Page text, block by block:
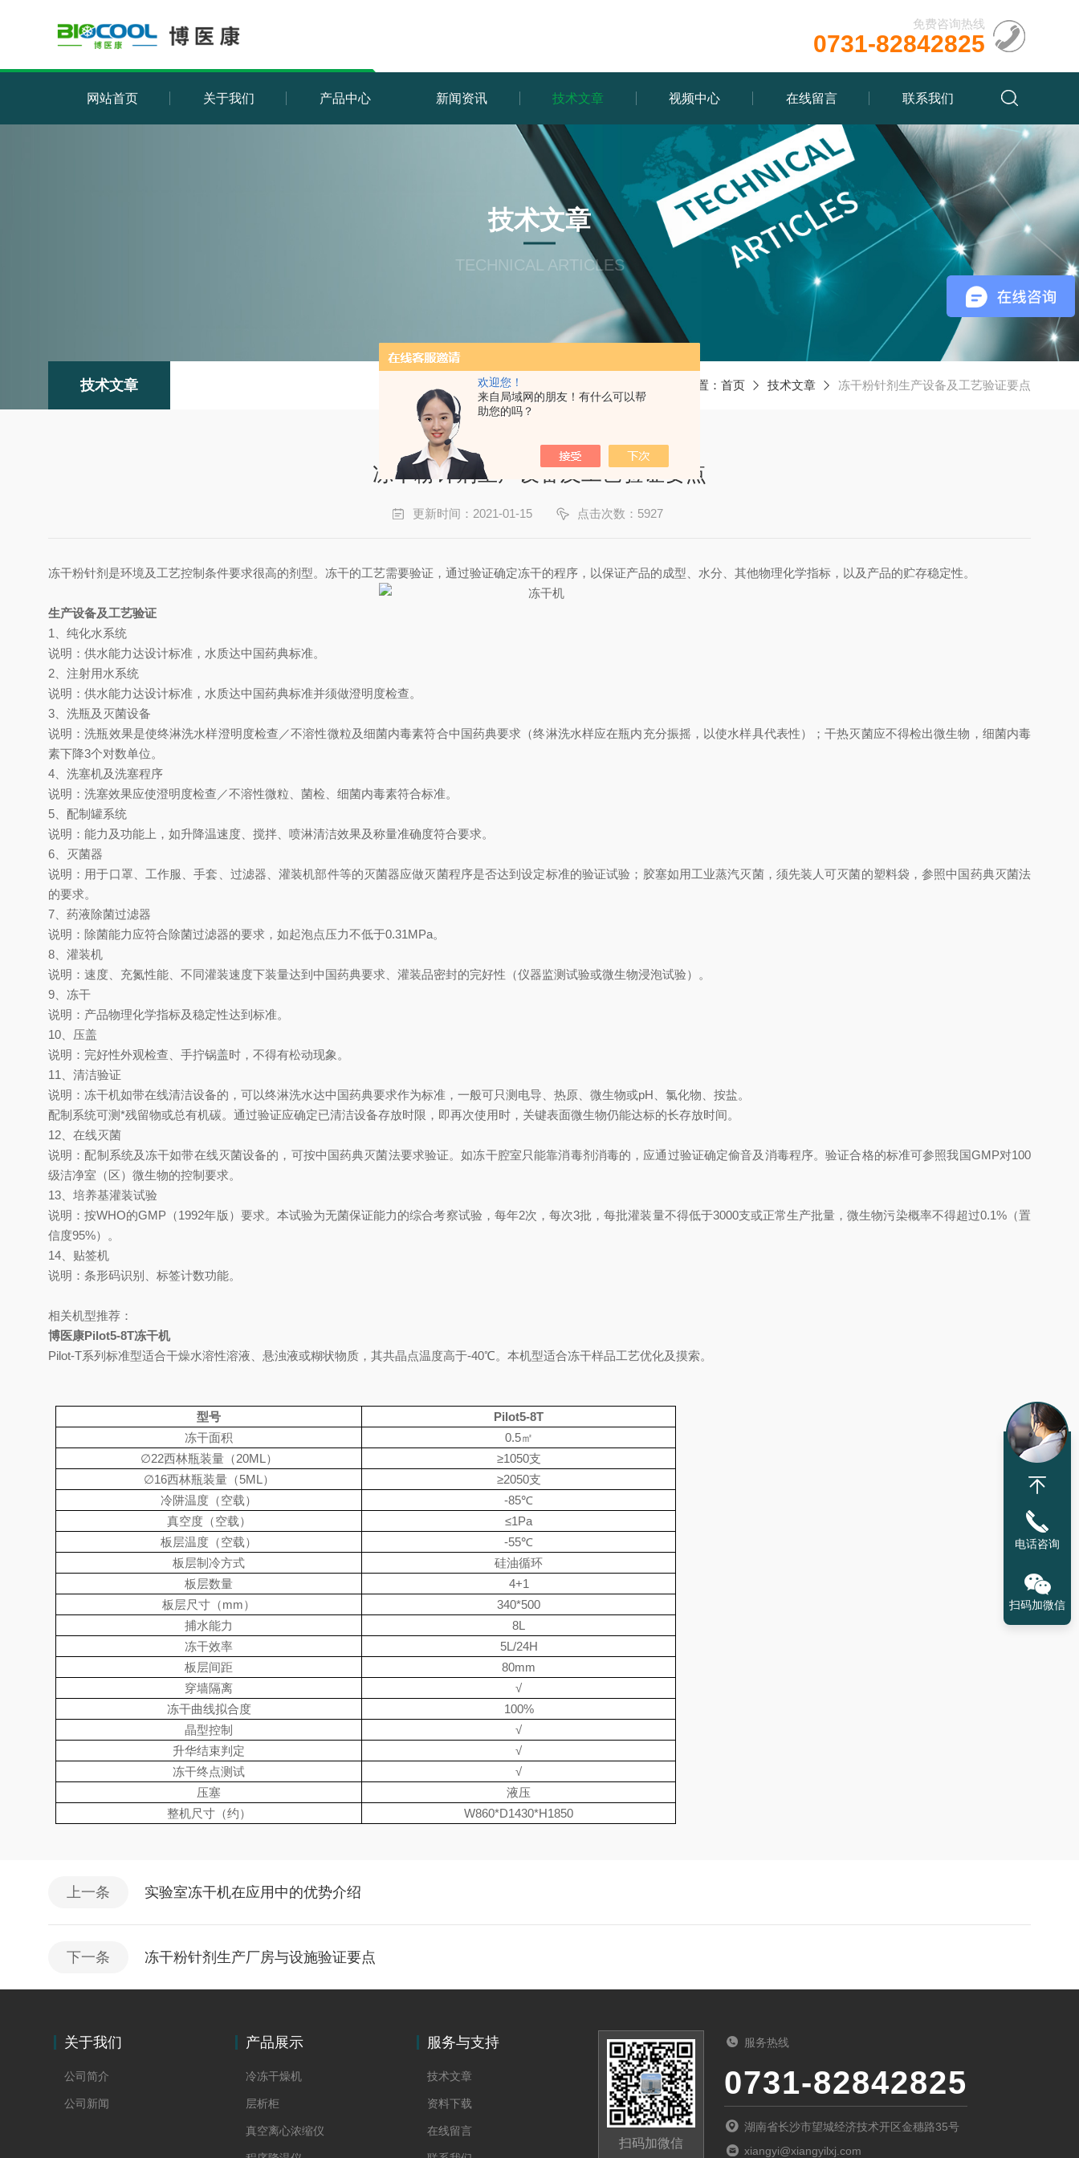
欢迎您！
来自局域网的朋友！有什么可以帮
助您的吗？
免费咨询热线
0731-82842825
网站首页 关于我们 产品中心 新闻资讯 技术文章 视频中心 在线留言 联系我们
技术文章
TECHNICAL ARTICLES
技术文章 当前位置： 首页 技术文章 冻干粉针剂生产设备及工艺验证要点
冻干粉针剂生产设备及工艺验证要点
更新时间：2021-01-15 点击次数：5927
冻干粉针剂是环境及工艺控制条件要求很高的剂型。冻干的工艺需要验证，通过验证确定冻干的程序，以保证产品的成型、水分、其他物理化学指标，以及产品的贮存稳定性。
生产设备及工艺验证
1、纯化水系统
说明：供水能力达设计标准，水质达中国药典标准。
2、注射用水系统
说明：供水能力达设计标准，水质达中国药典标准并须做澄明度检查。
3、洗瓶及灭菌设备
说明：洗瓶效果是使终淋洗水样澄明度检查／不溶性微粒及细菌内毒素符合中国药典要求（终淋洗水样应在瓶内充分振摇，以使水样具代表性）；干热灭菌应不得检出微生物，细菌内毒
素下降3个对数单位。
4、洗塞机及洗塞程序
说明：洗塞效果应使澄明度检查／不溶性微粒、菌检、细菌内毒素符合标准。
5、配制罐系统
说明：能力及功能上，如升降温速度、搅拌、喷淋清洁效果及称量准确度符合要求。
6、灭菌器
说明：用于口罩、工作服、手套、过滤器、灌装机部件等的灭菌器应做灭菌程序是否达到设定标准的验证试验；胶塞如用工业蒸汽灭菌，须先装人可灭菌的塑料袋，参照中国药典灭菌法
的要求。
7、药液除菌过滤器
说明：除菌能力应符合除菌过滤器的要求，如起泡点压力不低于0.31MPa。
8、灌装机
说明：速度、充氮性能、不同灌装速度下装量达到中国药典要求、灌装品密封的完好性（仪器监测试验或微生物浸泡试验）。
9、冻干
说明：产品物理化学指标及稳定性达到标准。
10、压盖
说明：完好性外观检查、手拧锅盖时，不得有松动现象。
11、清洁验证
说明：冻干机如带在线清洁设备的，可以终淋洗水达中国药典要求作为标准，一般可只测电导、热原、微生物或pH、氯化物、按盐。
配制系统可测*残留物或总有机碳。通过验证应确定已清洁设备存放时限，即再次使用时，关键表面微生物仍能达标的长存放时间。
12、在线灭菌
说明：配制系统及冻干如带在线灭菌设备的，可按中国药典灭菌法要求验证。如冻干腔室只能靠消毒剂消毒的，应通过验证确定偷音及消毒程序。验证合格的标准可参照我国GMP对100
级洁净室（区）微生物的控制要求。
13、培养基灌装试验
说明：按WHO的GMP（1992年版）要求。本试验为无菌保证能力的综合考察试验，每年2次，每次3批，每批灌装量不得低于3000支或正常生产批量，微生物污染概率不得超过0.1%（置
信度95%）。
14、贴签机
说明：条形码识别、标签计数功能。
相关机型推荐：
博医康Pilot5-8T冻干机
Pilot-T系列标准型适合干燥水溶性溶液、悬浊液或糊状物质，其共晶点温度高于-40℃。本机型适合冻干样品工艺优化及摸索。
型号
Pilot5-8T
冻干面积
0.5㎡
∅22西林瓶装量（20ML ） ≥1050支
∅16西林瓶装量（5ML ） ≥2050支
冷阱温度（空载）
-85℃
真空度（空载）
≤1Pa
板层温度（空载）
-55℃
板层制冷方式
硅油循环
板层数量
4+1
板层尺寸（mm）
340*500
捕水能力
8L
冻干效率
5L/24H
板层间距
80mm
穿墙隔离
√
冻干曲线拟合度
100%
晶型控制
√
升华结束判定
√
冻干终点测试
√
压塞
液压
整机尺寸（约）
W860*D1430*H1850
上一条 实验室冻干机在应用中的优势介绍
下一条 冻干粉针剂生产厂房与设施验证要点
关于我们
公司简介
公司新闻
产品展示
冷冻干燥机
层析柜
真空离心浓缩仪
服务与支持
技术文章
资料下载
在线留言
扫码加微信
服务热线
0731-82842825
湖南省长沙市望城经济技术开区金穗路35号
xiangyi@xiangyilxj.com
电话咨询
扫码加微信